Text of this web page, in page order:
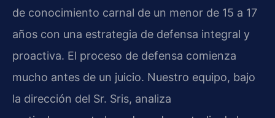
de conocimiento carnal de un menor de 15 a 17
años con una estrategia de defensa integral y
proactiva. El proceso de defensa comienza
mucho antes de un juicio. Nuestro equipo, bajo
la dirección del Sr. Sris, analiza